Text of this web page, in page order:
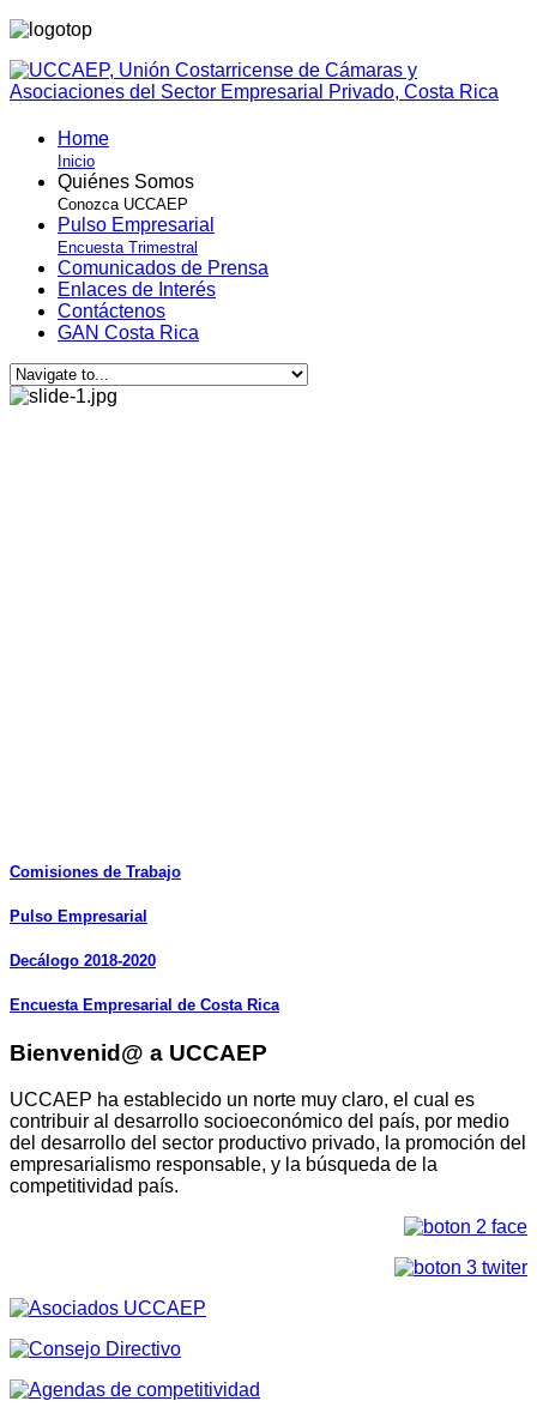
Home
Inicio
Quiénes Somos
Conozca UCCAEP
Pulso Empresarial
Encuesta Trimestral
Comunicados de Prensa
Enlaces de Interés
Contáctenos
GAN Costa Rica
Comisiones de Trabajo
Pulso Empresarial
Decálogo 2018-2020
Encuesta Empresarial de Costa Rica
Bienvenid@ a UCCAEP
UCCAEP ha establecido un norte muy claro, el cual es
contribuir al desarrollo socioeconómico del país, por medio
del desarrollo del sector productivo privado, la promoción del
empresarialismo responsable, y la búsqueda de la
competitividad país.